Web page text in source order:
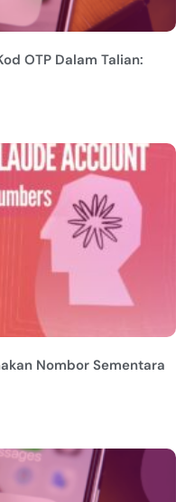
OTP Dalam Talian:
Nombor Sementara